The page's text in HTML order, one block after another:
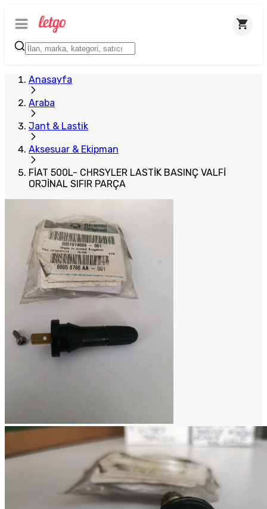
Anasayfa
Araba
Jant & Lastik
Aksesuar & Ekipman
FİAT 500L- CHRSYLER LASTİK BASINÇ VALFİ
ORJİNAL SIFIR PARÇA
Plus Satıcı